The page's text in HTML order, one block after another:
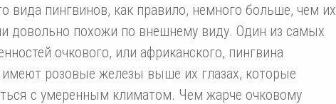
вида пингвинов, как правило, немного больше, чем их
довольно похожи по внешнему виду. Один из самых
очкового, или африканского, пингвина
имеют розовые железы выше их глазах, которые
с умеренным климатом. Чем жарче очковому